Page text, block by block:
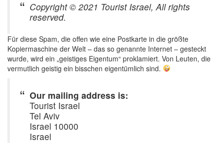
Copyright © 2021 Tourist Israel, All rights
reserved.
Für diese Spam, die offen wie eine Postkarte in die größte
Kopiermaschine der Welt – das so genannte Internet – gesteckt
wurde, wird ein „geistiges Eigentum“ proklamiert. Von Leuten, die
vermutlich geistig ein bisschen eigentümlich sind.
Our mailing address is:
Tourist Israel
Tel Aviv
Israel 10000
Israel